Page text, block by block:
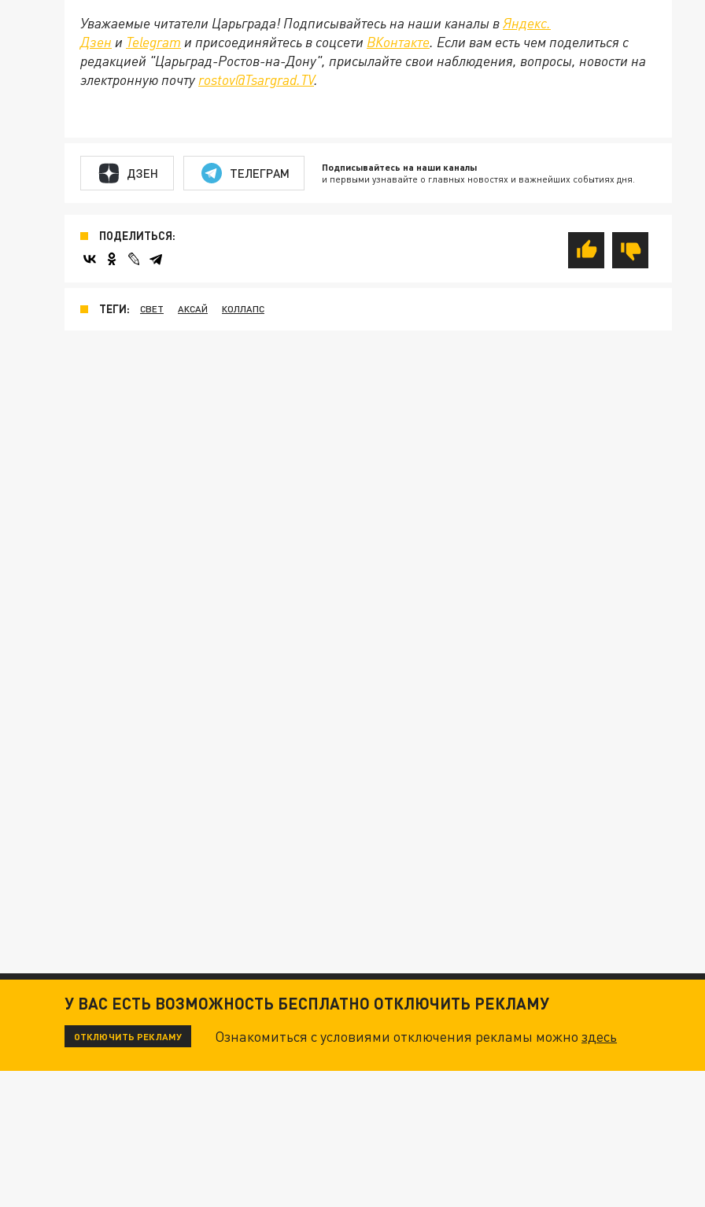
Уважаемые читатели Царьграда! Подписывайтесь на наши каналы вЯндекс.
Дзен и Telegram и присоединяйтесь в соцсети ВКонтакте. Если вам есть чем поделиться с
редакцией "Царьград-Ростов-на-Дону", присылайте свои наблюдения, вопросы, новости на
электронную почту rostov@Tsargrad.ТV.
ДЗЕН ТЕЛЕГРАМ Подписывайтесь на наши каналы
и первыми узнавайте о главных новостях и важнейших событиях дня.
ПОДЕЛИТЬСЯ:
ТЕГИ: СВЕТ АКСАЙ КОЛЛАПС
У ВАС ЕСТЬ ВОЗМОЖНОСТЬ БЕСПЛАТНО ОТКЛЮЧИТЬ РЕКЛАМУ
ОТКЛЮЧИТЬ РЕКЛАМУ Ознакомиться с условиями отключения рекламы можноздесь